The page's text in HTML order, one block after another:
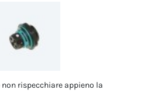
rispecchiare appieno la